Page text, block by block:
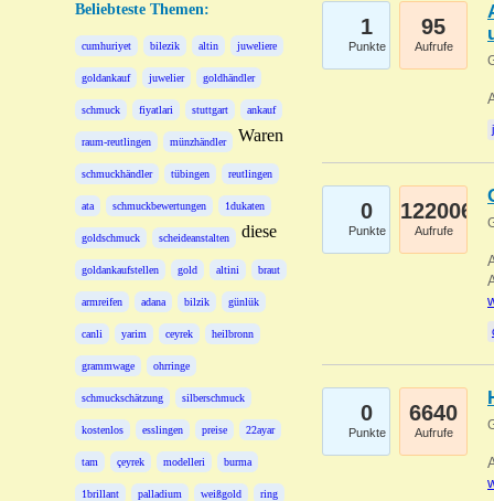
Beliebteste Themen:
cumhuriyet bilezik altin juweliere
goldankauf juwelier goldhändler
schmuck fiyatlari stuttgart ankauf
raum-reutlingen münzhändler
schmuckhändler tübingen reutlingen
ata schmuckbewertungen 1dukaten
goldschmuck scheideanstalten
goldankaufstellen gold altini braut
armreifen adana bilzik günlük
canli yarim ceyrek heilbronn
grammwage ohrringe
schmuckschätzung silberschmuck
kostenlos esslingen preise 22ayar
tam çeyrek modelleri burma
1brillant palladium weißgold ring
Waren
diese
1
Punkte
95
Aufrufe
0
Punkte
122006
Aufrufe
0
Punkte
6640
Aufrufe